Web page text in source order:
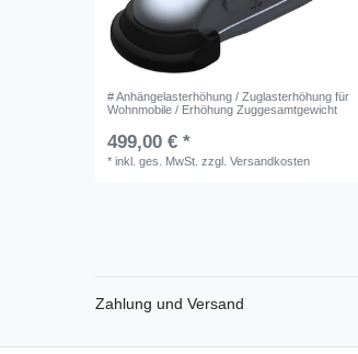
# Anhängelasterhöhung / Zuglasterhöhung für
Wohnmobile / Erhöhung Zuggesamtgewicht
499,00 € *
*inkl. ges. MwSt. zzgl.Versandkosten
Zahlung und Versand